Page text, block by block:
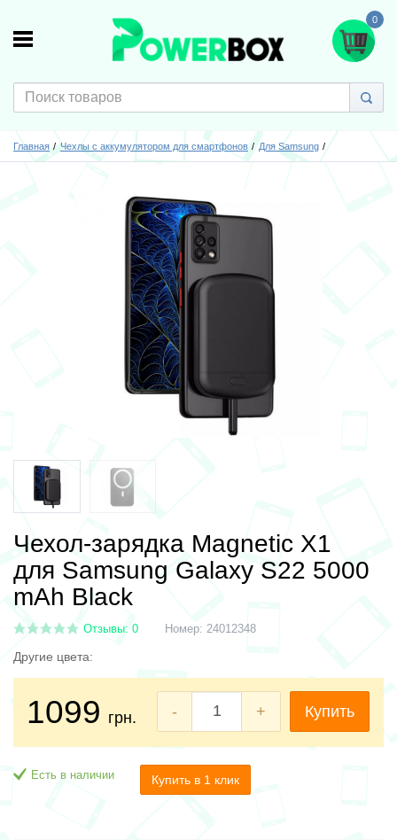
0
Главная Чехлы с аккумулятором для смартфонов Для Samsung
Чехол-зарядка Magnetic X1
для Samsung Galaxy S22 5000
mAh Black
Отзывы: 0 Номер: 24012348
Другие цвета:
1099 грн. - + Купить
Есть в наличии Купить в 1 клик